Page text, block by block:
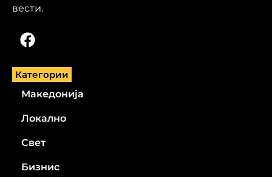
вести.
Категории
Македонија
Локално
Свет
Бизнис